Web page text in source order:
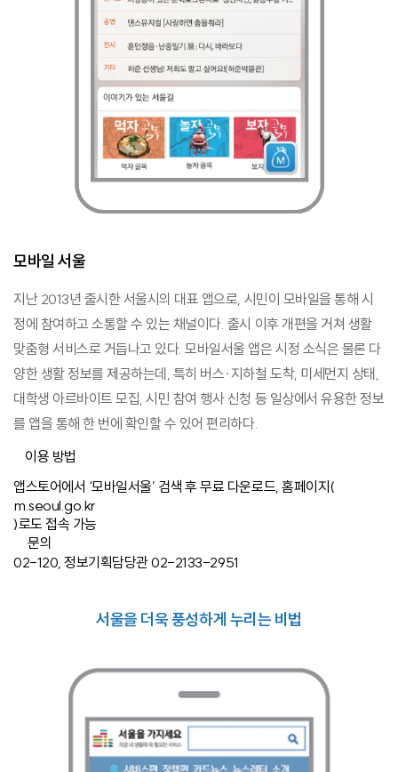
모바일 서울
지난 2013년 출시한 서울시의 대표 앱으로, 시민이 모바일을 통해 시
정에 참여하고 소통할 수 있는 채널이다. 출시 이후 개편을 거쳐 생활
맞춤형 서비스로 거듭나고 있다. 모바일서울 앱은 시정 소식은 물론 다
양한 생활 정보를 제공하는데, 특히 버스·지하철 도착, 미세먼지 상태,
대학생 아르바이트 모집, 시민 참여 행사 신청 등 일상에서 유용한 정보
를 앱을 통해 한 번에 확인할 수 있어 편리하다.
이용 방법
앱스토어에서 ‘모바일서울’ 검색 후 무료 다운로드, 홈페이지(
m.seoul.go.kr
)로도 접속 가능
문의
02-120, 정보기획담당관 02-2133-2951
서울을 더욱 풍성하게 누리는 비법